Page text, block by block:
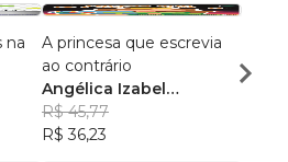
na
A princesa que escrevia
ao contrário
Angélica Izabel
Machado Pinto
R$ 45,77
R$ 36,23